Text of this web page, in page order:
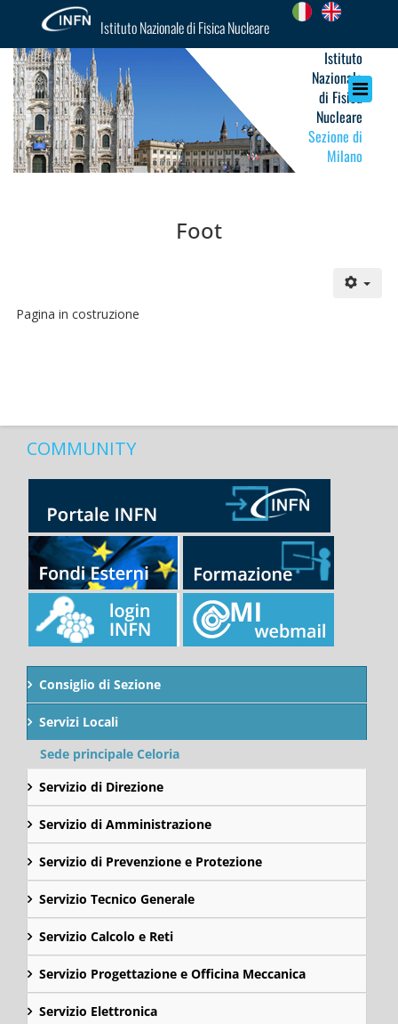
Istituto Nazionale di Fisica Nucleare
Istituto
Nazionale
di Fisica
Nucleare
Sezione di
Milano
Foot
Pagina in costruzione
COMMUNITY
Consiglio di Sezione
Servizi Locali
Sede principale Celoria
Servizio di Direzione
Servizio di Amministrazione
Servizio di Prevenzione e Protezione
Servizio Tecnico Generale
Servizio Calcolo e Reti
Servizio Progettazione e Officina Meccanica
Servizio Elettronica